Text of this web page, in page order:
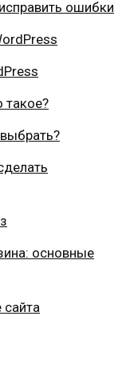
ошибки
такое?
основные